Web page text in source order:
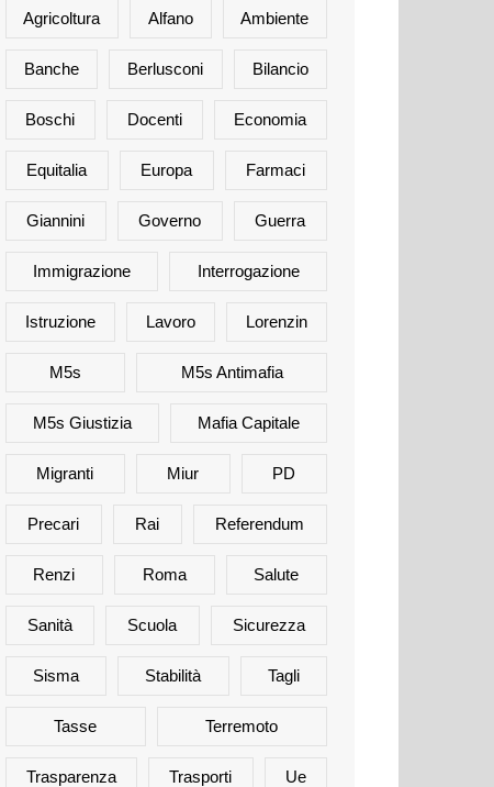
Agricoltura Alfano Ambiente
Banche Berlusconi Bilancio
Boschi Docenti Economia
Equitalia Europa Farmaci
Giannini Governo Guerra
Immigrazione Interrogazione
Istruzione Lavoro Lorenzin
M5s M5s Antimafia
M5s Giustizia Mafia Capitale
Migranti Miur PD
Precari Rai Referendum
Renzi Roma Salute
Sanità Scuola Sicurezza
Sisma Stabilità Tagli
Tasse Terremoto
Trasparenza Trasporti Ue